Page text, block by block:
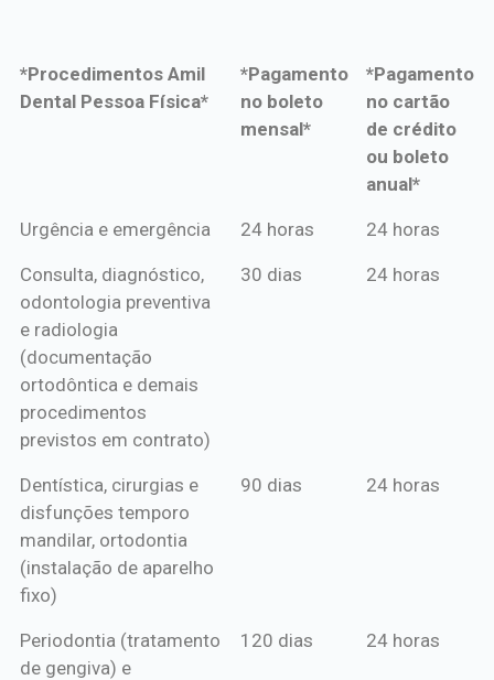
*Procedimentos Amil
Dental Pessoa Física*
*Pagamento
no boleto
mensal*
*Pagamento
no cartão
de crédito
ou boleto
anual*
*Procedimentos Amil
*Pagamento
mensal*
*Pagamento
de crédito
Urgência e emergência 24 horas 24 horas
Consulta, diagnóstico,
odontologia preventiva
e radiologia
(documentação
ortodôntica e demais
procedimentos
previstos em contrato)
30 dias 24 horas
Dentística, cirurgias e
disfunções temporo
mandilar, ortodontia
(instalação de aparelho
fixo)
90 dias 24 horas
Periodontia (tratamento
de gengiva) e
120 dias 24 horas